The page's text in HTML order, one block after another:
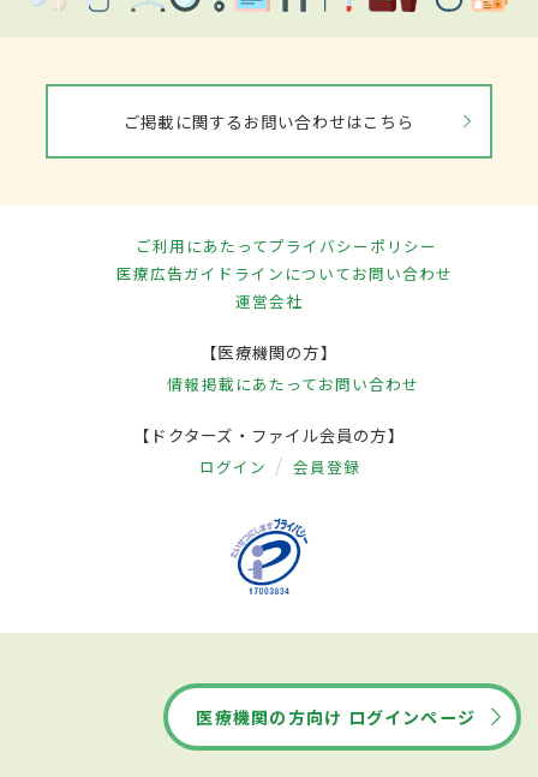
ご掲載に関するお問い合わせはこちら
ご利用にあたってプライバシーポリシー
医療広告ガイドラインについてお問い合わせ
運営会社
【医療機関の方】
情報掲載にあたってお問い合わせ
【ドクターズ・ファイル会員の方】
ログイン 会員登録
医療機関の方向け ログインページ